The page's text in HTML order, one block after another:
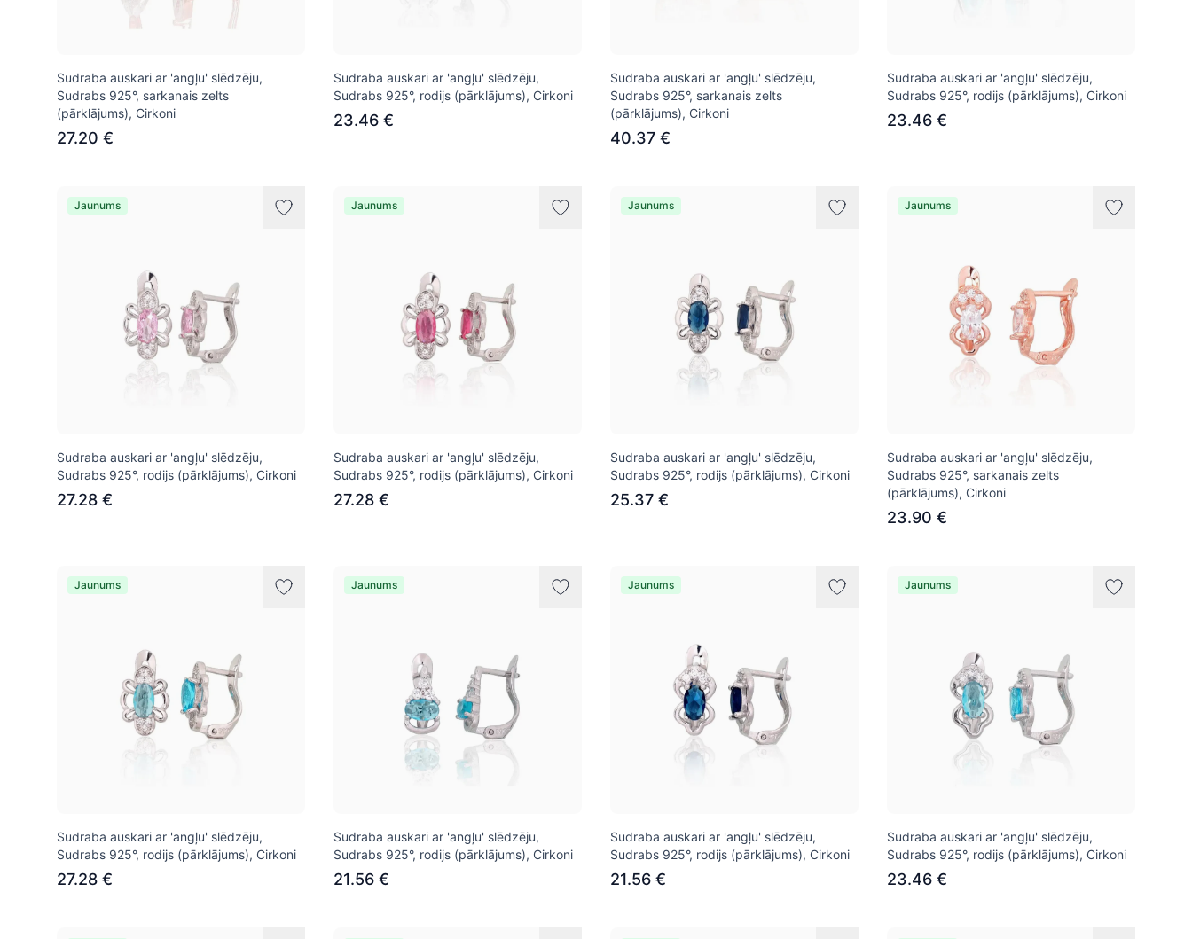
Sudraba auskari ar 'angļu' slēdzēju,
Sudrabs 925°, sarkanais zelts
(pārklājums), Cirkoni
27.20 €
Sudraba auskari ar 'angļu' slēdzēju,
Sudrabs 925°, rodijs (pārklājums), Cirkoni
23.46 €
Sudraba auskari ar 'angļu' slēdzēju,
Sudrabs 925°, sarkanais zelts
(pārklājums), Cirkoni
40.37 €
Sudraba auskari ar 'angļu' slēdzēju,
Sudrabs 925°, rodijs (pārklājums), Cirkoni
23.46 €
Jaunums
Sudraba auskari ar 'angļu' slēdzēju,
Sudrabs 925°, rodijs (pārklājums), Cirkoni
27.28 €
Jaunums
Sudraba auskari ar 'angļu' slēdzēju,
Sudrabs 925°, rodijs (pārklājums), Cirkoni
27.28 €
Jaunums
Sudraba auskari ar 'angļu' slēdzēju,
Sudrabs 925°, rodijs (pārklājums), Cirkoni
25.37 €
Jaunums
Sudraba auskari ar 'angļu' slēdzēju,
Sudrabs 925°, sarkanais zelts
(pārklājums), Cirkoni
23.90 €
Jaunums
Sudraba auskari ar 'angļu' slēdzēju,
Sudrabs 925°, rodijs (pārklājums), Cirkoni
27.28 €
Jaunums
Sudraba auskari ar 'angļu' slēdzēju,
Sudrabs 925°, rodijs (pārklājums), Cirkoni
21.56 €
Jaunums
Sudraba auskari ar 'angļu' slēdzēju,
Sudrabs 925°, rodijs (pārklājums), Cirkoni
21.56 €
Jaunums
Sudraba auskari ar 'angļu' slēdzēju,
Sudrabs 925°, rodijs (pārklājums), Cirkoni
23.46 €